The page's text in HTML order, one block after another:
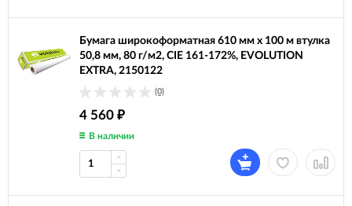
Бумага широкоформатная 610 мм х 100 м втулка
50,8 мм, 80 г/м2, CIE 161-172%, EVOLUTION
EXTRA, 2150122
(0)
4 560 ₽
В наличии